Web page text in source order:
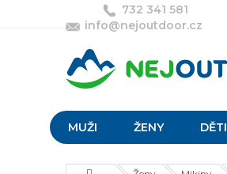
732 341 581
info@nejoutdoor.cz
MUŽI ŽENY DĚTI